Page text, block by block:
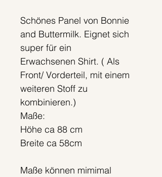
Schönes Panel von Bonnie
and Buttermilk. Eignet sich
super für ein
Erwachsenen Shirt. ( Als
Front/ Vorderteil, mit einem
weiteren Stoff zu
kombinieren.)
Maße:
Höhe ca 88 cm
Breite ca 58cm
Maße können mimimal